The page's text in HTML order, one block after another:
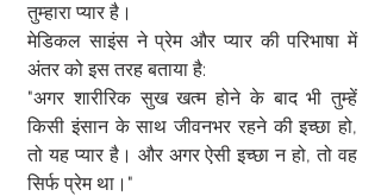
तुम्हारा प्यार है।
मेडिकल साइंस ने प्रेम और प्यार की परिभाषा में
अंतर को इस तरह बताया है:
"अगर शारीरिक सुख खत्म होने के बाद भी तुम्हें
किसी इंसान के साथ जीवनभर रहने की इच्छा हो,
तो यह प्यार है। और अगर ऐसी इच्छा न हो, तो वह
सिर्फ प्रेम था।"